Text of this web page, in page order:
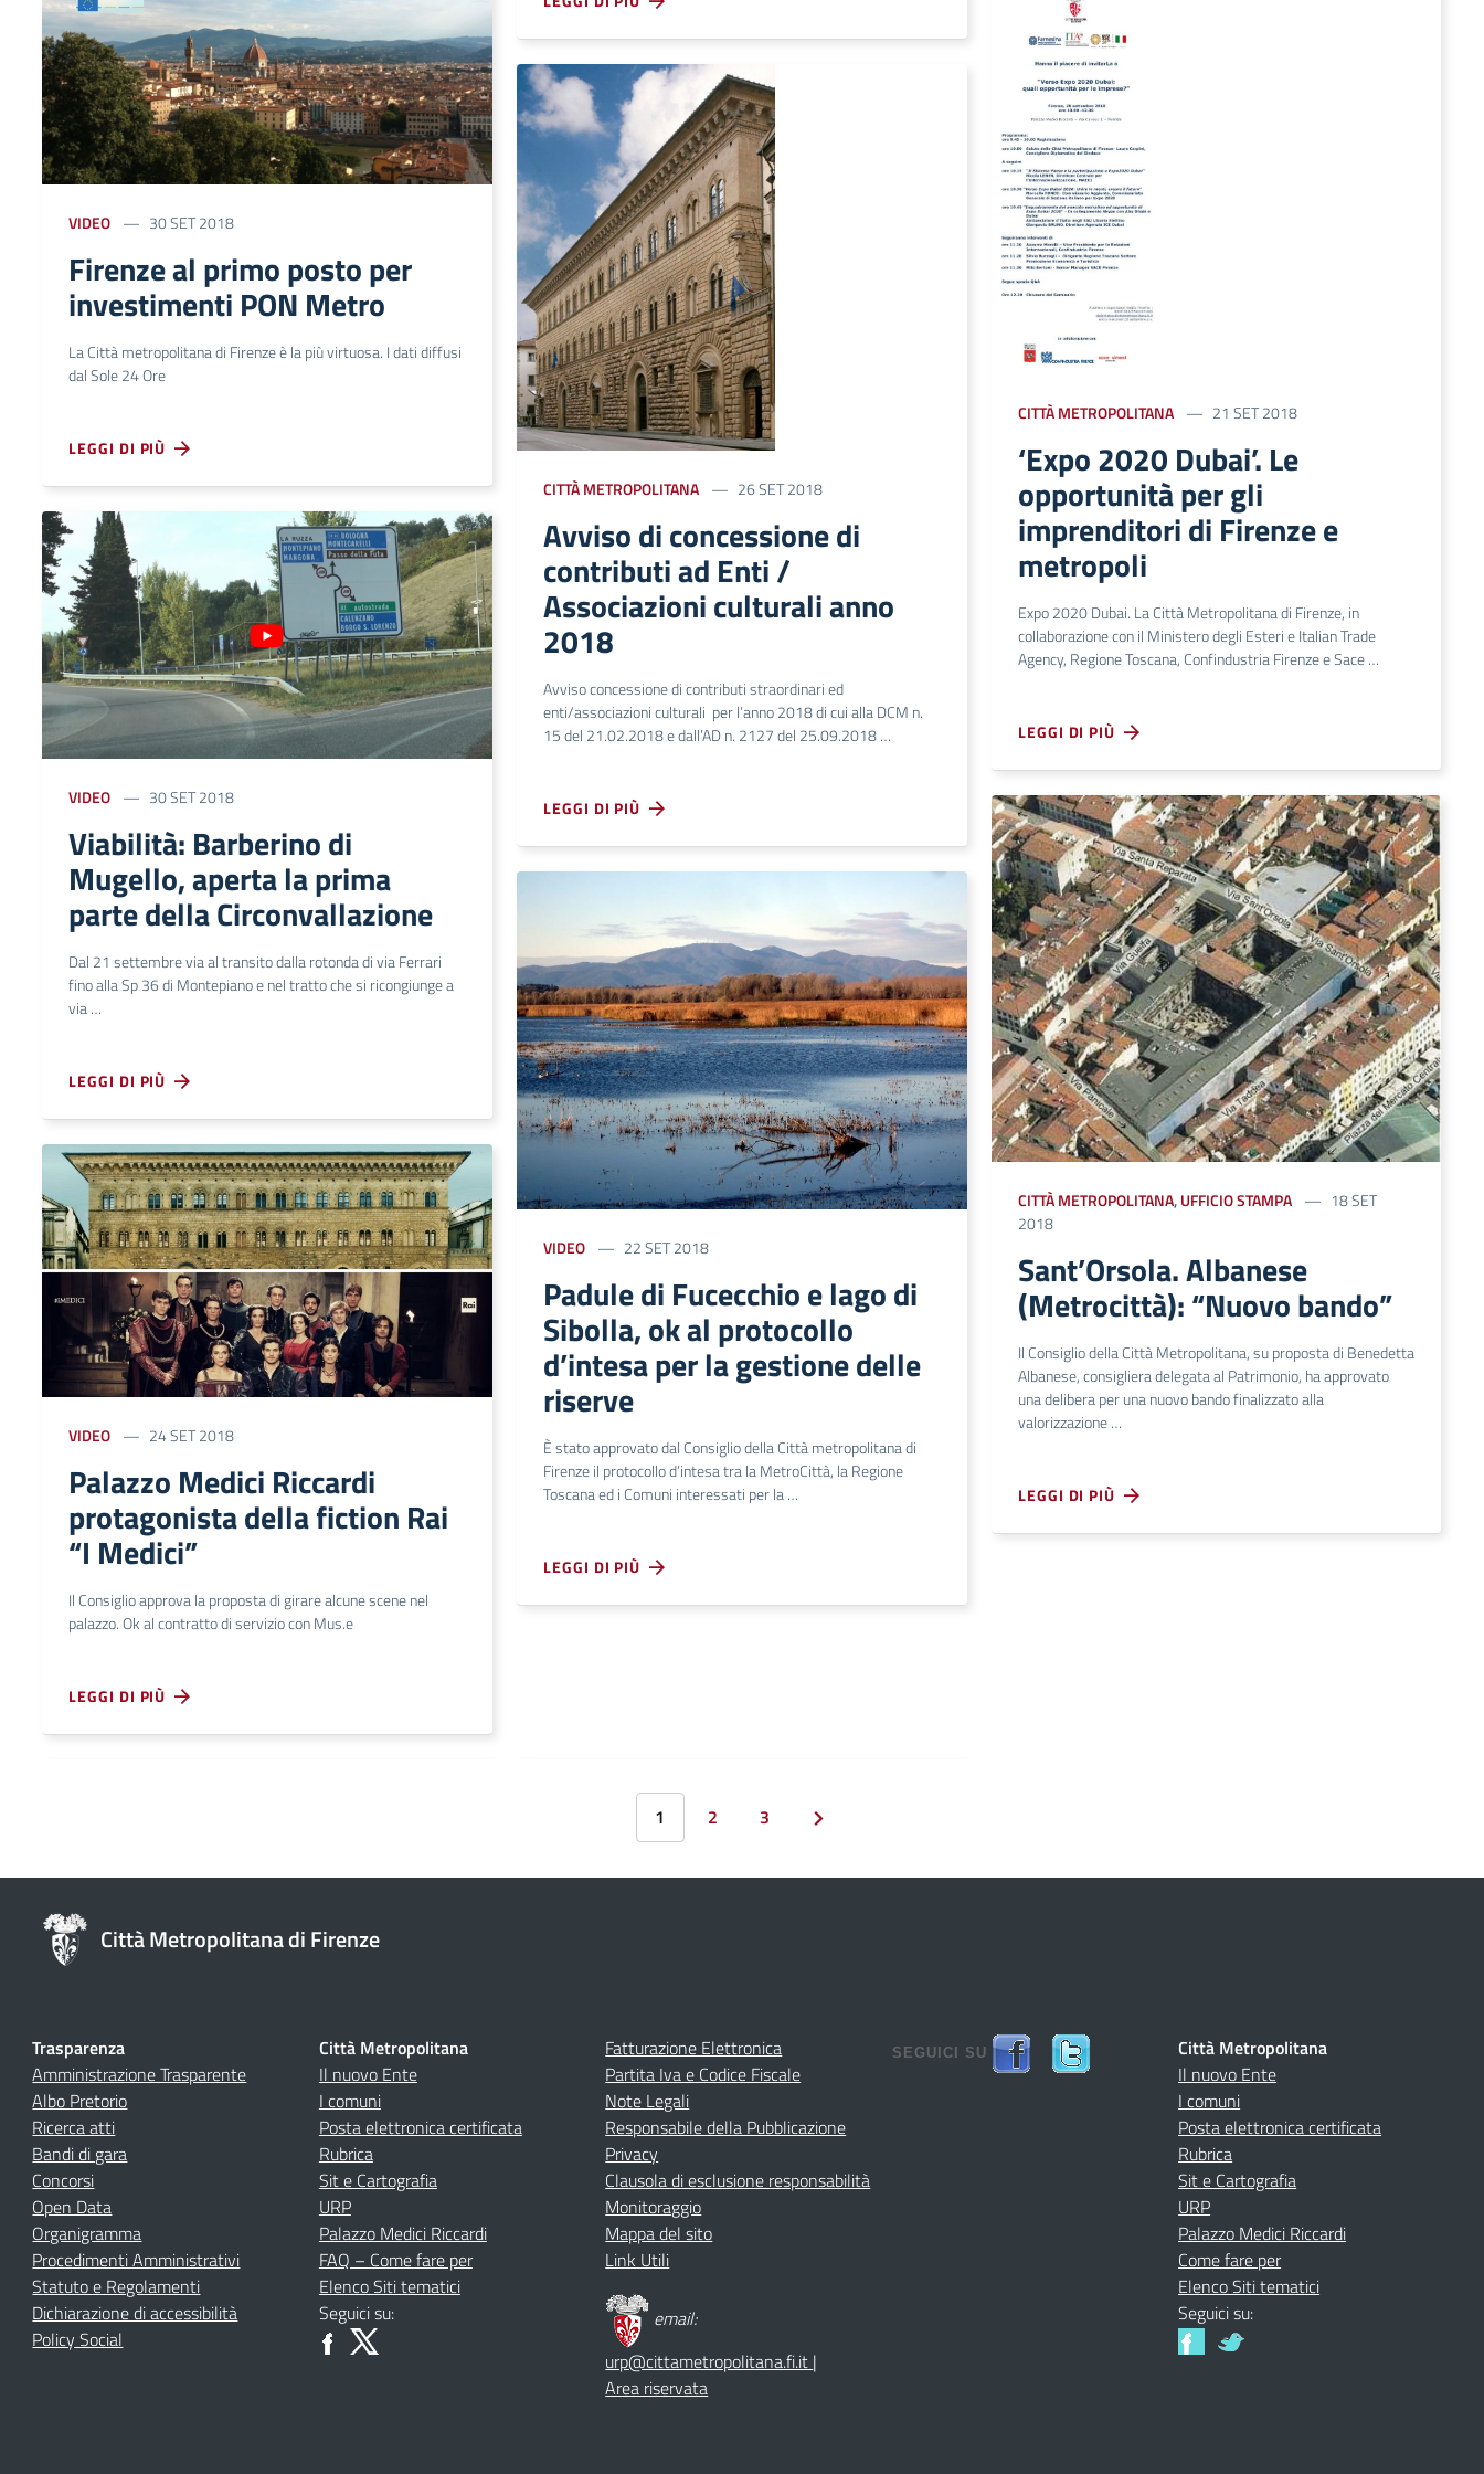
VIDEO 30 SET 2018
Firenze al primo posto per
investimenti PON Metro
La Città metropolitana di Firenze è la più virtuosa. I dati diffusi
dal Sole 24 Ore
LEGGI DI PIÙ
VIDEO 30 SET 2018
Viabilità: Barberino di
Mugello, aperta la prima
parte della Circonvallazione
Dal 21 settembre via al transito dalla rotonda di via Ferrari
fino alla Sp 36 di Montepiano e nel tratto che si ricongiunge a
via …
LEGGI DI PIÙ
VIDEO 24 SET 2018
Palazzo Medici Riccardi
protagonista della fiction Rai
“I Medici”
Il Consiglio approva la proposta di girare alcune scene nel
palazzo. Ok al contratto di servizio con Mus.e
LEGGI DI PIÙ
CITTÀ METROPOLITANA 26 SET 2018
Avviso di concessione di
contributi ad Enti /
Associazioni culturali anno
2018
Avviso concessione di contributi straordinari ed
enti/associazioni culturali per l’anno 2018 di cui alla DCM n.
15 del 21.02.2018 e dall’AD n. 2127 del 25.09.2018 …
LEGGI DI PIÙ
VIDEO 22 SET 2018
Padule di Fucecchio e lago di
Sibolla, ok al protocollo
d’intesa per la gestione delle
riserve
È stato approvato dal Consiglio della Città metropolitana di
Firenze il protocollo d’intesa tra la MetroCittà, la Regione
Toscana ed i Comuni interessati per la …
LEGGI DI PIÙ
CITTÀ METROPOLITANA 21 SET 2018
‘Expo 2020 Dubai’. Le
opportunità per gli
imprenditori di Firenze e
metropoli
Expo 2020 Dubai. La Città Metropolitana di Firenze, in
collaborazione con il Ministero degli Esteri e Italian Trade
Agency, Regione Toscana, Confindustria Firenze e Sace …
LEGGI DI PIÙ
CITTÀ METROPOLITANA,UFFICIO STAMPA
18 SET
2018
Sant’Orsola. Albanese
(Metrocittà): “Nuovo bando”
Il Consiglio della Città Metropolitana, su proposta di Benedetta
Albanese, consigliera delegata al Patrimonio, ha approvato
una delibera per una nuovo bando finalizzato alla
valorizzazione …
LEGGI DI PIÙ
1 2 3
Città Metropolitana di Firenze
Trasparenza
Amministrazione Trasparente
Albo Pretorio
Ricerca atti
Bandi di gara
Concorsi
Open Data
Organigramma
Procedimenti Amministrativi
Statuto e Regolamenti
Dichiarazione di accessibilità
Policy Social
Città Metropolitana
Il nuovo Ente
I comuni
Posta elettronica certificata
Rubrica
Sit e Cartografia
URP
Palazzo Medici Riccardi
FAQ – Come fare per
Elenco Siti tematici
Seguici su:
Fatturazione Elettronica
Partita Iva e Codice Fiscale
Note Legali
Responsabile della Pubblicazione
Privacy
Clausola di esclusione responsabilità
Monitoraggio
Mappa del sito
Link Utili
email:
urp@cittametropolitana.fi.it |
Area riservata
SEGUICI SU
Città Metropolitana
Il nuovo Ente
I comuni
Posta elettronica certificata
Rubrica
Sit e Cartografia
URP
Palazzo Medici Riccardi
Come fare per
Elenco Siti tematici
Seguici su: